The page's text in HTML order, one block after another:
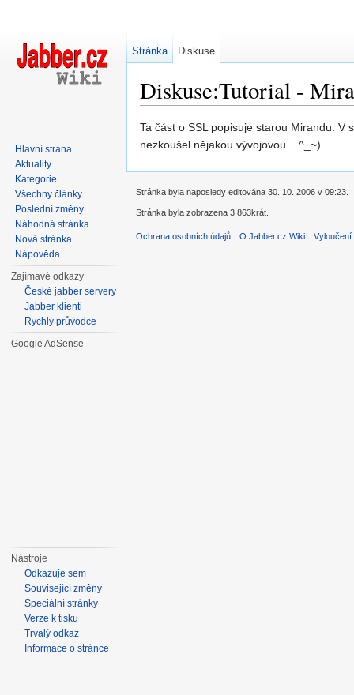
Diskuse:Tutorial -
Ta část o SSL popisuje starou Mirandu.
nezkoušel nějakou vývojovou... ^_~).
Stránka Diskuse
Hlavní strana
Aktuality
Kategorie
Všechny články
Poslední změny
Náhodná stránka
Nová stránka
Nápověda
Zajímavé odkazy
České jabber servery
Jabber klienti
Rychlý průvodce
Google AdSense
Nástroje
Odkazuje sem
Související změny
Speciální stránky
Verze k tisku
Trvalý odkaz
Informace o stránce
Stránka byla naposledy editována 30. 10. 2006 v 09:23.
Stránka byla zobrazena 3 863krát.
Ochrana osobních údajů O Jabber.cz Wiki Vyloučení